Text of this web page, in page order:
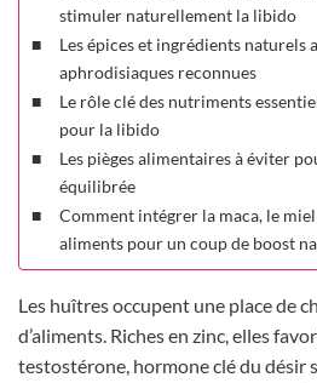
stimuler naturellement la libido
Les épices et ingrédients naturels
aphrodisiaques reconnues
Le rôle clé des nutriments
pour la libido
Les pièges alimentaires à éviter
équilibrée
Comment intégrer la maca, le
aliments pour un coup de boost
Les huîtres occupent une place de
d’aliments. Riches en zinc, elles
testostérone, hormone clé du désir